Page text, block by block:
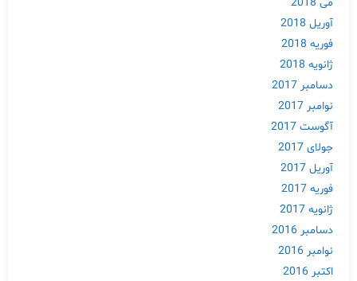
آوریل 2018
فوریه 2018
ژانویه 2018
دسامبر 2017
نوامبر 2017
آگوست 2017
جولای 2017
آوریل 2017
فوریه 2017
ژانویه 2017
دسامبر 2016
نوامبر 2016
اکتبر 2016